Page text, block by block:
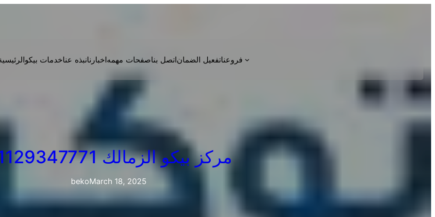
خدمات بيكونبذه عنااخبارناصفحات مهمهاتصل بناتفعيل الضمانفروعنا
مركز بيكو الزمالك 01129347771
bekoMarch 18, 2025